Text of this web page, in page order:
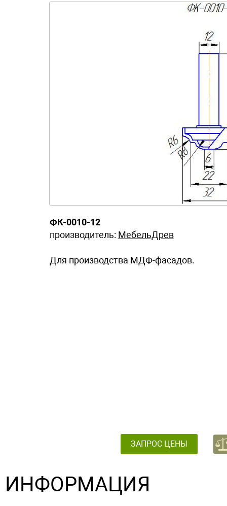
ФК-0010-12
производитель: МебельДрев
Для производства МДФ-фасадов.
ЗАПРОС ЦЕНЫ
ИНФОРМАЦИЯ